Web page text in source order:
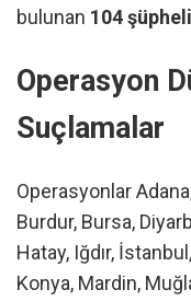
bulunan 104 şüpheli
Operasyon
Suçlamalar
Operasyonlar
Burdur, Bursa,
Hatay, Iğdır,
Konya, Mardin,